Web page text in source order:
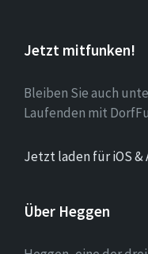
Jetzt mitfunken!
Bleiben Sie auch
Laufenden mit
Jetzt laden für iOS &
Über Heggen